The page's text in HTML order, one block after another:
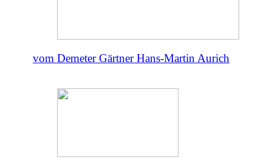
vom Demeter Gärtner Hans-Martin Aurich